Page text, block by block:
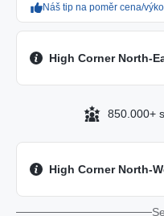
Náš tip na poměr cena/
High Corner North-
850.000+
High Corner North-